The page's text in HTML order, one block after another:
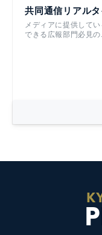
共同通信リアル
メディアに提供して
できる広報部門必見